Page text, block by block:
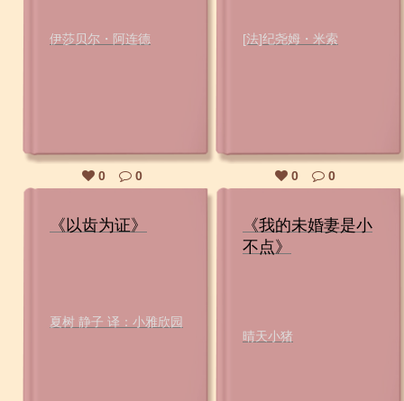
伊莎贝尔・阿连德
0 0
[法]纪尧姆・米索
0 0
《以齿为证》
夏树 静子 译：小雅欣园
《我的未婚妻是小
不点》
晴天小猪